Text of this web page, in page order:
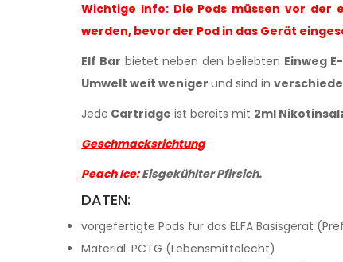
Wichtige Info: Die Pods müssen vor
werden, bevor der Pod in das Gerät
Elf Bar bietet neben den beliebten Einweg
Umwelt weit weniger und sind in
Jede Cartridge ist bereits mit 2ml
Geschmacksrichtung
Peach Ice:EisgekühlterPfirsich.
DATEN:
vorgefertigte Pods für das ELFA Basisgerät
Material: PCTG (Lebensmittelecht)